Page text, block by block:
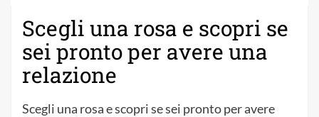
Scegli una rosa e scopri se
sei pronto per avere una
relazione
Scegli una rosa e scopri se sei pronto per avere